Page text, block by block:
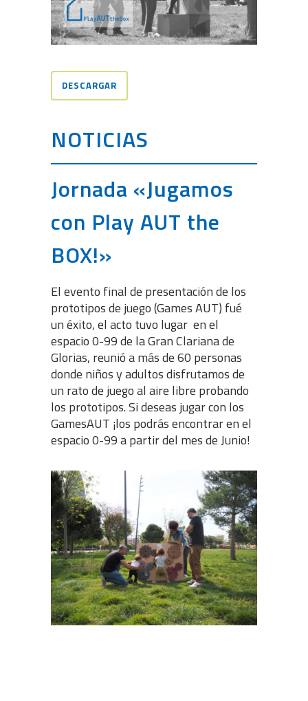
DESCARGAR
NOTICIAS
Jornada «Jugamos
con Play AUT the
BOX!»
El evento final de presentación de los
prototipos de juego (Games AUT) fué
un éxito, el acto tuvo lugar en el
espacio 0-99 de la Gran Clariana de
Glorias, reunió a más de 60 personas
donde niños y adultos disfrutamos de
un rato de juego al aire libre probando
los prototipos. Si deseas jugar con los
GamesAUT ¡los podrás encontrar en el
espacio 0-99 a partir del mes de Junio!